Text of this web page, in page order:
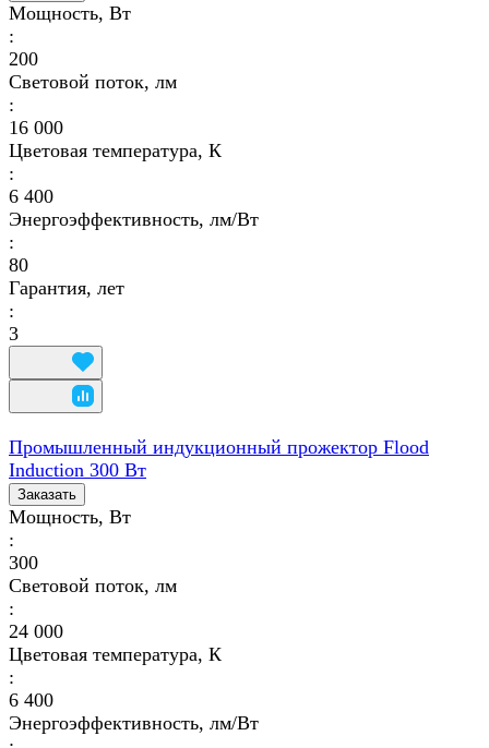
Мощность, Вт
:
200
Световой поток, лм
:
16 000
Цветовая температура, К
:
6 400
Энергоэффективность, лм/Вт
:
80
Гарантия, лет
:
3
Промышленный индукционный прожектор Flood
Induction 300 Вт
Заказать
Мощность, Вт
:
300
Световой поток, лм
:
24 000
Цветовая температура, К
:
6 400
Энергоэффективность, лм/Вт